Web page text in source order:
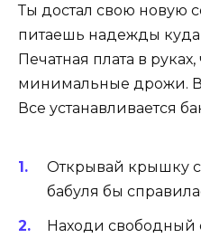
Ты достал свою новую
питаешь надежды куда-
Печатная плата в
минимальные дрожи.
Все устанавливается
Открывай крышку
бабуля бы
Находи свободный